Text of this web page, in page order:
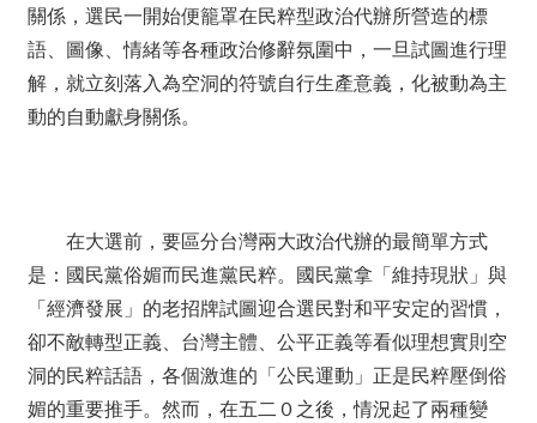
關係，選民一開始便籠罩在民粹型政治代辦所營造的標
語、圖像、情緒等各種政治修辭氛圍中，一旦試圖進行理
解，就立刻落入為空洞的符號自行生產意義，化被動為主
動的自動獻身關係。
在大選前，要區分台灣兩大政治代辦的最簡單方式
是：國民黨俗媚而民進黨民粹。國民黨拿「維持現狀」與
「經濟發展」的老招牌試圖迎合選民對和平安定的習慣，
卻不敵轉型正義、台灣主體、公平正義等看似理想實則空
洞的民粹話語，各個激進的「公民運動」正是民粹壓倒俗
媚的重要推手。然而，在五二０之後，情況起了兩種變